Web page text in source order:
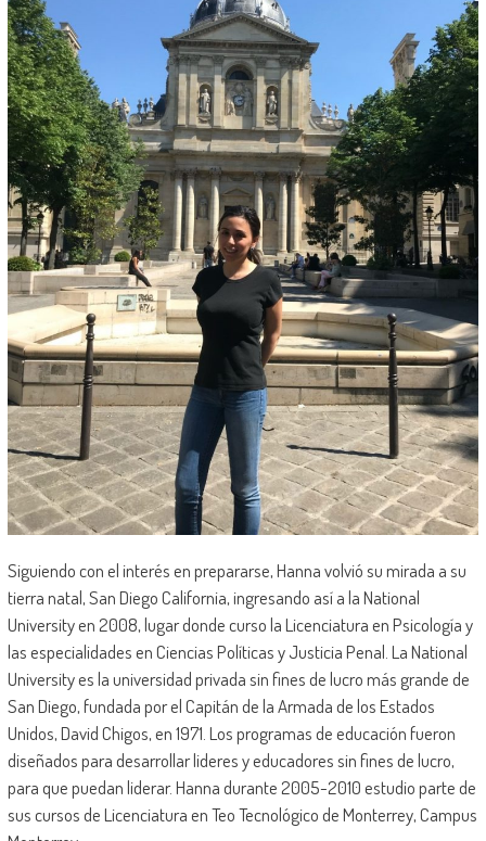
Siguiendo con el interés en prepararse, Hanna volvió su mirada a su
tierra natal, San Diego California, ingresando así a la National
University en 2008, lugar donde curso la Licenciatura en Psicología y
las especialidades en Ciencias Políticas y Justicia Penal. La National
University es la universidad privada sin fines de lucro más grande de
San Diego, fundada por el Capitán de la Armada de los Estados
Unidos, David Chigos, en 1971. Los programas de educación fueron
diseñados para desarrollar lideres y educadores sin fines de lucro,
para que puedan liderar. Hanna durante 2005-2010 estudio parte de
sus cursos de Licenciatura en Teo Tecnológico de Monterrey, Campus